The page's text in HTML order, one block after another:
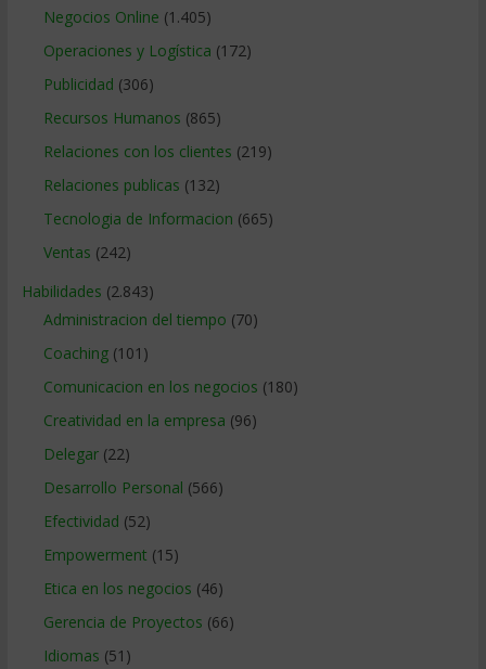
Negocios Online (1.405)
Operaciones y Logística (172)
Publicidad (306)
Recursos Humanos (865)
Relaciones con los clientes (219)
Relaciones publicas (132)
Tecnologia de Informacion (665)
Ventas (242)
Habilidades (2.843)
Administracion del tiempo (70)
Coaching(101)
Comunicacion en los negocios (180)
Creatividad en la empresa (96)
Delegar(22)
Desarrollo Personal (566)
Efectividad (52)
Empowerment (15)
Etica en los negocios (46)
Gerencia de Proyectos (66)
Idiomas (51)